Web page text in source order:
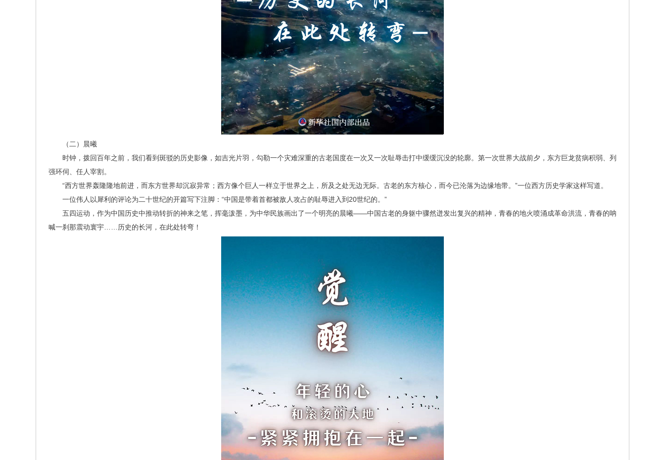
（二）晨曦
时钟，拨回百年之前，我们看到斑驳的历史影像，如吉光片羽，勾勒一个灾难深重的古老国度在一次又一次耻辱击打中缓缓沉没的轮廓。第一次世界大战前夕，东方巨龙贫病积弱、列
强环伺、任人宰割。
“西方世界轰隆隆地前进，而东方世界却沉寂异常；西方像个巨人一样立于世界之上，所及之处无边无际。古老的东方核心，而今已沦落为边缘地带。”一位西方历史学家这样写道。
一位伟人以犀利的评论为二十世纪的开篇写下注脚：“中国是带着首都被敌人攻占的耻辱进入到20世纪的。”
五四运动，作为中国历史中推动转折的神来之笔，挥毫泼墨，为中华民族画出了一个明亮的晨曦——中国古老的身躯中骤然迸发出复兴的精神，青春的地火喷涌成革命洪流，青春的呐
喊一刹那震动寰宇……历史的长河，在此处转弯！